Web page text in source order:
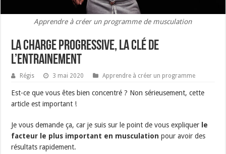
Apprendre à créer un programme de musculation
La charge progressive, la clé de
l’entrainement
Régis 3 mai 2020 Apprendre à créer un programme
Est-ce que vous êtes bien concentré ? Non sérieusement, cette
article est important !
Je vous demande ça, car je suis sur le point de vous expliquer le
facteur le plus important en musculation pour avoir des
résultats rapidement.